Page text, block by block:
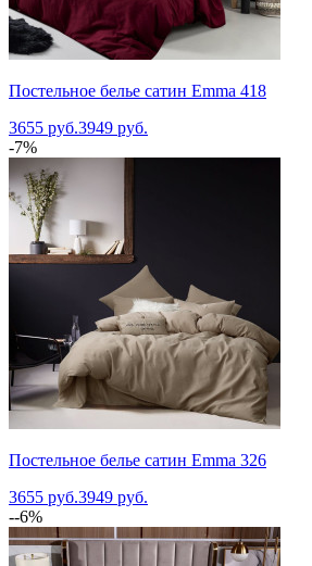
Постельное белье сатин Emma 418
3655 руб.3949 руб.
-7%
Постельное белье сатин Emma 326
3655 руб.3949 руб.
--6%